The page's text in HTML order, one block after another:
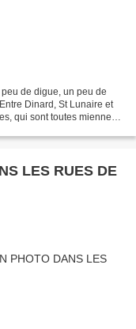
de digue, un peu de
Dinard, St Lunaire et
qui sont toutes miennes
LES RUES DE